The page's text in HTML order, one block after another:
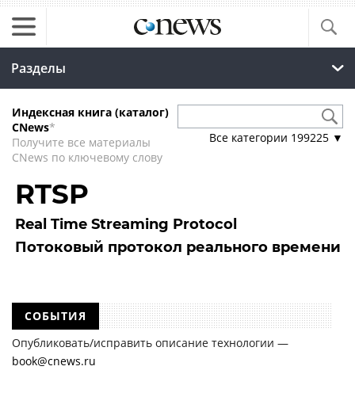
Разделы
Индексная книга (каталог)
CNews*
Получите все материалы
CNews по ключевому слову
Все категории 199225 ▼
RTSP
Real Time Streaming Protocol
Потоковый протокол реального времени
СОБЫТИЯ
Опубликовать/исправить описание технологии —
book@cnews.ru